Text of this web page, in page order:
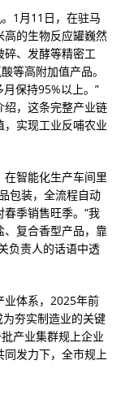
1月11日，在驻马
高的生物反应罐巍然
、发酵等精密工
等高附加值产品。
保持95%以上。”
绍，这条完整产业链
实现工业反哺农业
智能化生产车间里
包装，全流程自动
季销售旺季。“我
复合香型产品，靠
负责人的话语中透
业体系，2025年前
夯实制造业的关键
产业集群规上企业
发力下，全市规上